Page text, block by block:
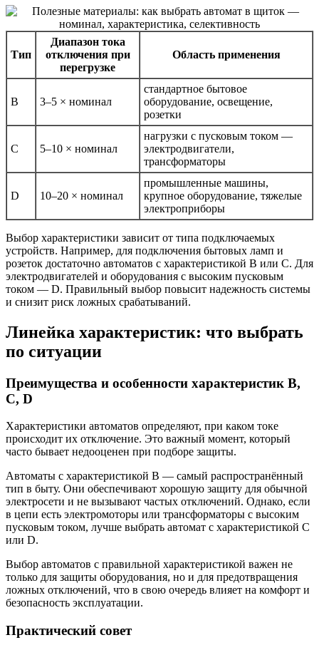
Тип
Диапазон тока
отключения при
перегрузке
Область применения
B 3–5 × номинал
стандартное бытовое
оборудование, освещение,
розетки
C 5–10 × номинал
нагрузки с пусковым током —
электродвигатели,
трансформаторы
D 10–20 × номинал
промышленные машины,
крупное оборудование, тяжелые
электроприборы
Выбор характеристики зависит от типа подключаемых
устройств. Например, для подключения бытовых ламп и
розеток достаточно автоматов с характеристикой B или C. Для
электродвигателей и оборудования с высоким пусковым
током — D. Правильный выбор повысит надежность системы
и снизит риск ложных срабатываний.
Линейка характеристик: что выбрать
по ситуации
Преимущества и особенности характеристик B,
C, D
Характеристики автоматов определяют, при каком токе
происходит их отключение. Это важный момент, который
часто бывает недооценен при подборе защиты.
Автоматы с характеристикой B — самый распространённый
тип в быту. Они обеспечивают хорошую защиту для обычной
электросети и не вызывают частых отключений. Однако, если
в цепи есть электромоторы или трансформаторы с высоким
пусковым током, лучше выбрать автомат с характеристикой C
или D.
Выбор автоматов с правильной характеристикой важен не
только для защиты оборудования, но и для предотвращения
ложных отключений, что в свою очередь влияет на комфорт и
безопасность эксплуатации.
Практический совет